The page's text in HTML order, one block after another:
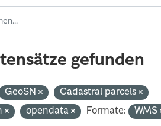
gefunden
GeoSN
Cadastral parcels
opendata Formate: WMS